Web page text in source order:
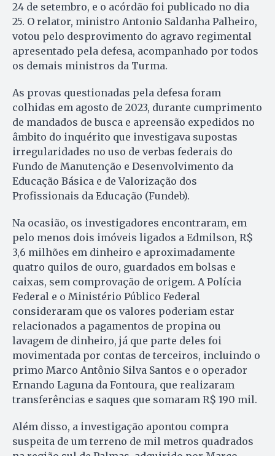
24 de setembro, e o acórdão foi publicado no dia
25. O relator, ministro Antonio Saldanha Palheiro,
votou pelo desprovimento do agravo regimental
apresentado pela defesa, acompanhado por todos
os demais ministros da Turma.
As provas questionadas pela defesa foram
colhidas em agosto de 2023, durante cumprimento
de mandados de busca e apreensão expedidos no
âmbito do inquérito que investigava supostas
irregularidades no uso de verbas federais do
Fundo de Manutenção e Desenvolvimento da
Educação Básica e de Valorização dos
Profissionais da Educação (Fundeb).
Na ocasião, os investigadores encontraram, em
pelo menos dois imóveis ligados a Edmilson, R$
3,6 milhões em dinheiro e aproximadamente
quatro quilos de ouro, guardados em bolsas e
caixas, sem comprovação de origem. A Polícia
Federal e o Ministério Público Federal
consideraram que os valores poderiam estar
relacionados a pagamentos de propina ou
lavagem de dinheiro, já que parte deles foi
movimentada por contas de terceiros, incluindo o
primo Marco Antônio Silva Santos e o operador
Ernando Laguna da Fontoura, que realizaram
transferências e saques que somaram R$ 190 mil.
Além disso, a investigação apontou compra
suspeita de um terreno de mil metros quadrados